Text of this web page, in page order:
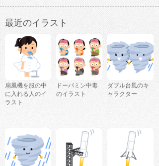
最近のイラスト
扇風機を服の中
に入れる人のイ
ラスト
ドーパミン中毒
のイラスト
ダブル台風のキ
ャラクター